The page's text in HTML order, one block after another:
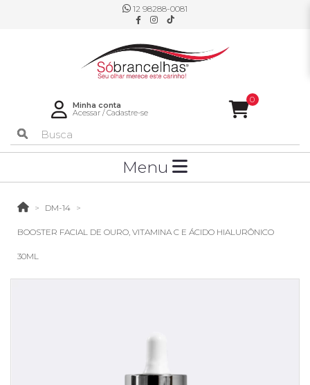
12 98288-0081
Minha conta
Acessar/Cadastre-se
0
Menu
DM-14
BOOSTER FACIAL DE OURO, VITAMINA C E ÁCIDO HIALURÔNICO
30ML